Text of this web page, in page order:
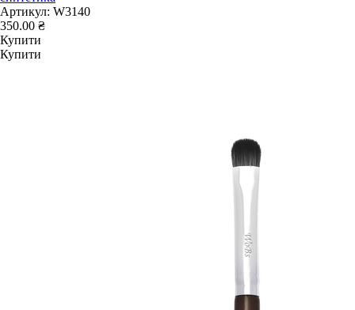
Артикул: W3140
350.00 ₴
Купити
Купити